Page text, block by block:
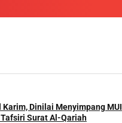
Dinilai Menyimpang MUI
Surat Al-Qariah